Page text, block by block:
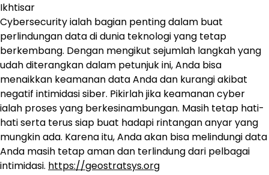
Ikhtisar
Cybersecurity ialah bagian penting dalam buat
perlindungan data di dunia teknologi yang tetap
berkembang. Dengan mengikut sejumlah langkah yang
udah diterangkan dalam petunjuk ini, Anda bisa
menaikkan keamanan data Anda dan kurangi akibat
negatif intimidasi siber. Pikirlah jika keamanan cyber
ialah proses yang berkesinambungan. Masih tetap hati-
hati serta terus siap buat hadapi rintangan anyar yang
mungkin ada. Karena itu, Anda akan bisa melindungi data
Anda masih tetap aman dan terlindung dari pelbagai
intimidasi. https://geostratsys.org